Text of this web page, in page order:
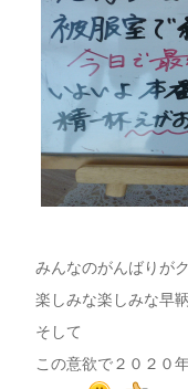
みんなのがんばりが
楽しみな楽しみな早鞆
そして
この意欲で２０２０